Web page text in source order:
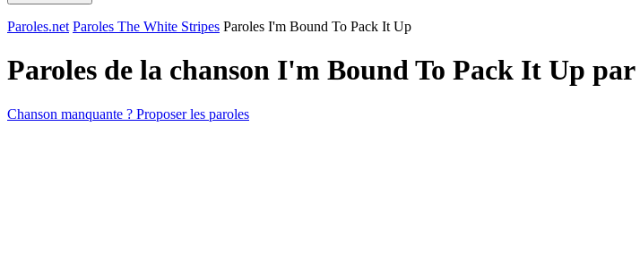
Paroles.net Paroles The White Stripes Paroles I'm Bound To Pack It Up
Paroles de la chanson I'm Bound To Pack It Up par
Chanson manquante ? Proposer les paroles